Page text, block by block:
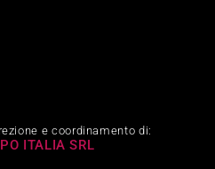
e coordinamento di:
ITALIA SRL